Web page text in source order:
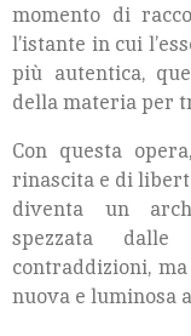
momento di
l’istante in cui
più autentica,
della materia per
Con questa
rinascita e di
diventa un
spezzata dalle
contraddizioni,
nuova e luminosa